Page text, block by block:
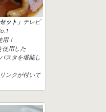
ット」 テレビ
！
使用した
スタを堪能し
ンクが付いて